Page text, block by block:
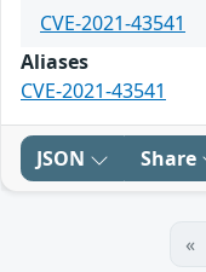
CVE-2021-43541
Aliases
CVE-2021-43541
JSON Share
«